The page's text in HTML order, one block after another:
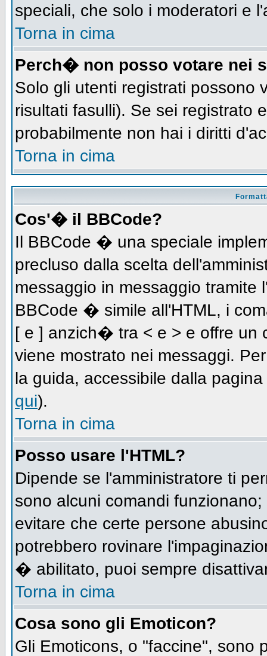
speciali, che solo i moderatori e
Torna in cima
Perch� non posso votare nei
Solo gli utenti registrati possono
risultati fasulli). Se sei registrato
probabilmente non hai i diritti
Torna in cima
Cos'� il BBCode?
Il BBCode � una speciale
precluso dalla scelta
messaggio in messaggio tramite
BBCode � simile all'HTML, i
[ e ] anzich� tra < e > e offre un
viene mostrato nei messaggi.
la guida, accessibile dalla
qui).
Torna in cima
Posso usare l'HTML?
Dipende se l'amministratore ti
sono alcuni comandi
evitare che certe persone
potrebbero rovinare
� abilitato, puoi sempre
Torna in cima
Cosa sono gli Emoticon?
Gli Emoticons, o "faccine", sono